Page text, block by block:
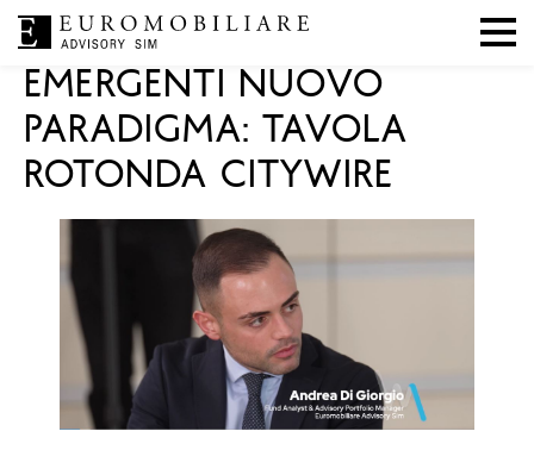
Mercati,Press ,In evidenza
EMERGENTI NUOVO
PARADIGMA: TAVOLA
ROTONDA CITYWIRE